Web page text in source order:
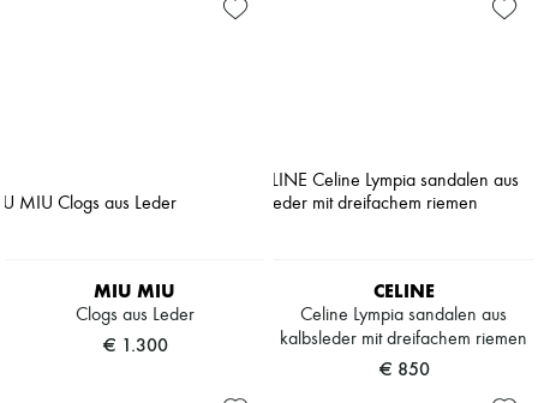
MIU MIU
Clogs aus Leder
€ 1.300
CELINE
Celine Lympia sandalen aus
kalbsleder mit dreifachem riemen
€ 850